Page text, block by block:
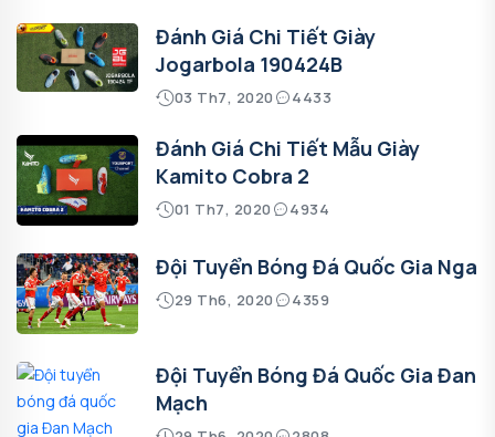
Đánh Giá Chi Tiết Giày
Jogarbola 190424B
03 Th7, 2020 4433
Đánh Giá Chi Tiết Mẫu Giày
Kamito Cobra 2
01 Th7, 2020 4934
Đội Tuyển Bóng Đá Quốc Gia Nga
29 Th6, 2020 4359
Đội Tuyển Bóng Đá Quốc Gia Đan
Mạch